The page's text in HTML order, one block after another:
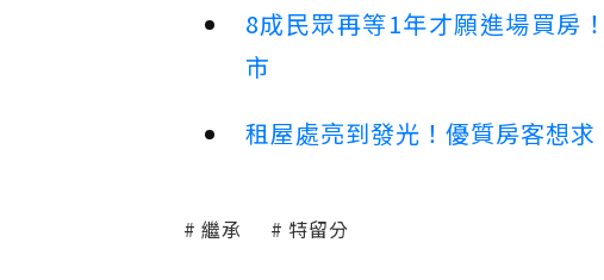
8成民眾再等1年才願進場買房
市
租屋處亮到發光！優質房客想
繼承 特留分